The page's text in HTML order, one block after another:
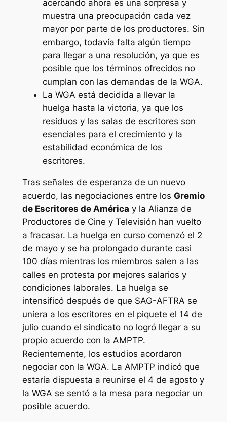
acercando ahora es una sorpresa y
muestra una preocupación cada vez
mayor por parte de los productores. Sin
embargo, todavía falta algún tiempo
para llegar a una resolución, ya que es
posible que los términos ofrecidos no
cumplan con las demandas de la WGA.
La WGA está decidida a llevar la
huelga hasta la victoria, ya que los
residuos y las salas de escritores son
esenciales para el crecimiento y la
estabilidad económica de los
escritores.
Tras señales de esperanza de un nuevo
acuerdo, las negociaciones entre los Gremio
de Escritores de América y la Alianza de
Productores de Cine y Televisión han vuelto
a fracasar. La huelga en curso comenzó el 2
de mayo y se ha prolongado durante casi
100 días mientras los miembros salen a las
calles en protesta por mejores salarios y
condiciones laborales. La huelga se
intensificó después de que SAG-AFTRA se
uniera a los escritores en el piquete el 14 de
julio cuando el sindicato no logró llegar a su
propio acuerdo con la AMPTP.
Recientemente, los estudios acordaron
negociar con la WGA. La AMPTP indicó que
estaría dispuesta a reunirse el 4 de agosto y
la WGA se sentó a la mesa para negociar un
posible acuerdo.